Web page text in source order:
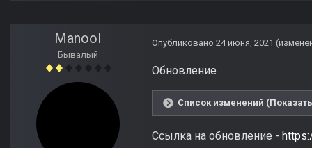
Manool
Бывалый
Опубликовано 24 июня, 2021
Обновление
Список изменений
Ссылка на обновление -